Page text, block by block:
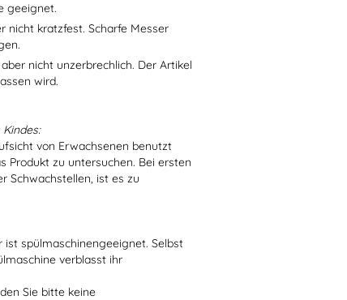
geeignet.
nicht kratzfest. Scharfe Messer
nicht unzerbrechlich. Der Artikel
wird.
von Erwachsenen benutzt
Produkt zu untersuchen. Bei ersten
Schwachstellen, ist es zu
ist spülmaschinengeeignet. Selbst
verblasst ihr
Sie bitte keine